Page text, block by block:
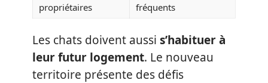
propriétaires
fréquents
Les chats doivent aussi s’habituer à
leur futur logement. Le nouveau
territoire présente des défis